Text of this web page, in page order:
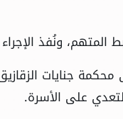
ونُفذ الإجراء
على الأسرة.